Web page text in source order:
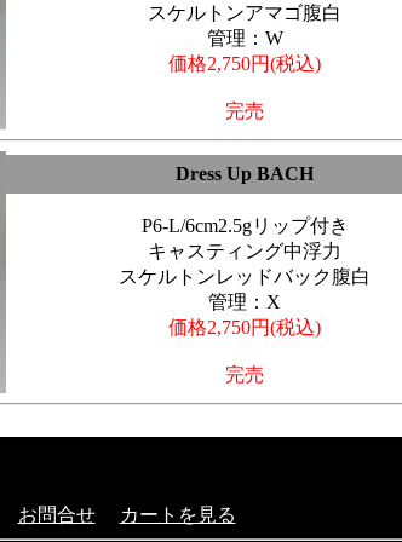
スケルトンアマゴ腹白
管理：W
価格2,750円(税込)
完売
Dress Up BACH
P6-L/6cm2.5gリップ付き
キャスティング中浮力
スケルトンレッドバック腹白
管理：X
価格2,750円(税込)
完売
お問合せ カートを見る